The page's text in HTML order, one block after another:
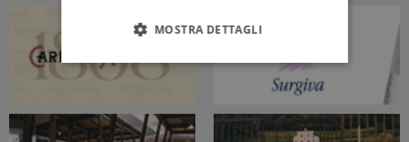
MOSTRA DETTAGLI